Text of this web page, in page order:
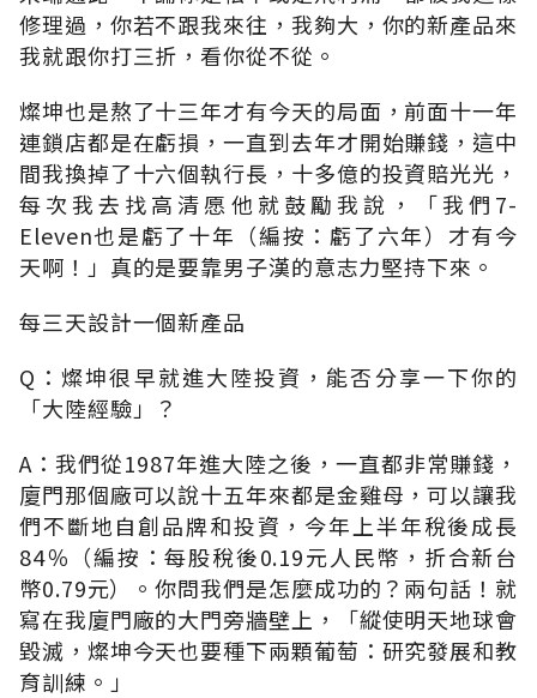
修理過，你若不跟我來往，我夠大，你的新產品來
我就跟你打三折，看你從不從。
燦坤也是熬了十三年才有今天的局面，前面十一年
連鎖店都是在虧損，一直到去年才開始賺錢，這中
間我換掉了十六個執行長，十多億的投資賠光光，
每次我去找高清愿他就鼓勵我說，「我們7-
Eleven也是虧了十年（編按：虧了六年）才有今
天啊！」真的是要靠男子漢的意志力堅持下來。
每三天設計一個新產品
Q：燦坤很早就進大陸投資，能否分享一下你的
「大陸經驗」？
A：我們從1987年進大陸之後，一直都非常賺錢，
廈門那個廠可以說十五年來都是金雞母，可以讓我
們不斷地自創品牌和投資，今年上半年稅後成長
84％（編按：每股稅後0.19元人民幣，折合新台
幣0.79元）。你問我們是怎麼成功的？兩句話！就
寫在我廈門廠的大門旁牆壁上，「縱使明天地球會
毀滅，燦坤今天也要種下兩顆葡萄：研究發展和教
育訓練。」